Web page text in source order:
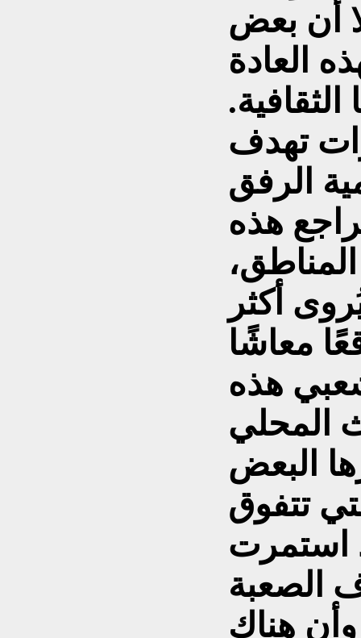
أن بعض
العادة
تهدف
الرفق
هذه
أكثر
هذه
المحلي
البعض
تتفوق
استمرت
الصعبة
وأن هناك